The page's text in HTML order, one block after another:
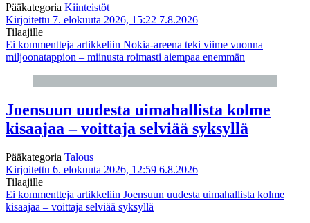
Pääkategoria Kiinteistöt
Kirjoitettu 7. elokuuta 2026, 15:22 7.8.2026
Tilaajille
Ei kommentteja artikkeliin Nokia-areena teki viime vuonna
miljoonatappion – miinusta roimasti aiempaa enemmän
Joensuun uudesta uimahallista kolme
kisaajaa – voittaja selviää syksyllä
Pääkategoria Talous
Kirjoitettu 6. elokuuta 2026, 12:59 6.8.2026
Tilaajille
Ei kommentteja artikkeliin Joensuun uudesta uimahallista kolme
kisaajaa – voittaja selviää syksyllä